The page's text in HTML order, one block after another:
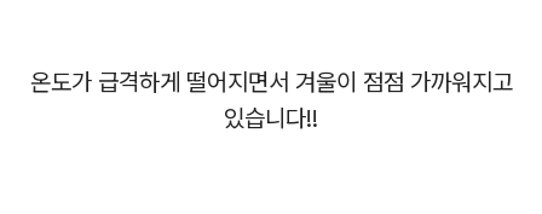
온도가 급격하게 떨어지면서 겨울이 점점 가까워지고
있습니다!!